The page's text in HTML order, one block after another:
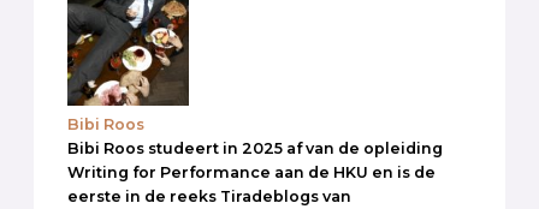
Bibi Roos
Bibi Roos studeert in 2025 af van de opleiding
Writing for Performance aan de HKU en is de
eerste in de reeks Tiradeblogs van